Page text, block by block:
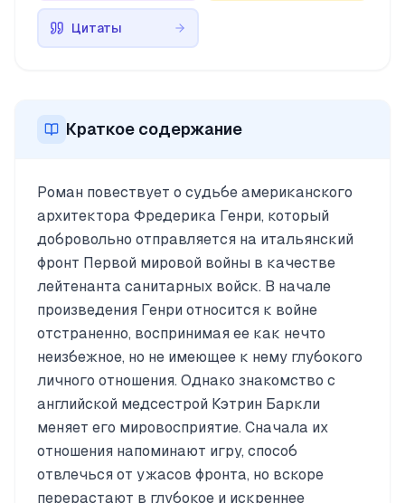
Цитаты
Краткое содержание
Роман повествует о судьбе американского
архитектора Фредерика Генри, который
добровольно отправляется на итальянский
фронт Первой мировой войны в качестве
лейтенанта санитарных войск. В начале
произведения Генри относится к войне
отстраненно, воспринимая ее как нечто
неизбежное, но не имеющее к нему глубокого
личного отношения. Однако знакомство с
английской медсестрой Кэтрин Баркли
меняет его мировосприятие. Сначала их
отношения напоминают игру, способ
отвлечься от ужасов фронта, но вскоре
перерастают в глубокое и искреннее